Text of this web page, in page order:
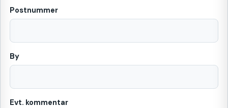
Postnummer
By
Evt. kommentar